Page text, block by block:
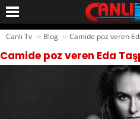
Canlı Tv ›› Blog ›› Camide poz veren
Camide poz veren Eda